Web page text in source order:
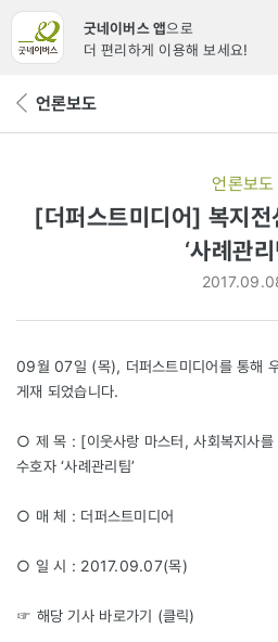
굿네이버스 앱으로
더 편리하게 이용해 보세요!
뒤 언론보도
언론보도
[더퍼스트미디어] 복지전
‘사례관
09월 07일 (목), 더퍼스트미디어를 통해
게재 되었습니다.
○ 제 목 : [이웃사랑 마스터, 사회복지사를
수호자 ‘사례관리팀’
○ 매 체 : 더퍼스트미디어
○ 일 시 : 2017.09.07(목)
☞ 해당 기사 바로가기 (클릭)